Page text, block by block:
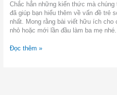
Chắc hẳn những kiến thức mà chúng
đã giúp bạn hiểu thêm về vấn đề trẻ
nhất. Mong rằng bài viết hữu ích cho
nhỏ hoặc mới lần đầu làm ba mẹ nhé.
Đọc thêm »